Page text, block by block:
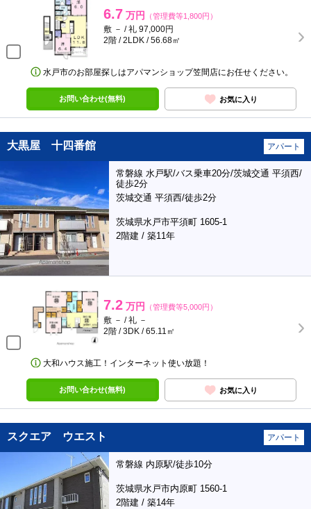
6.7 万円 （管理費等1,800円）
敷 － / 礼 97,000円
2階 / 2LDK / 56.68㎡
水戸市のお部屋探しはアパマンショップ笠間店にお任せください。
お問い合わせ(無料) お気に入り
大黒屋 十四番館 アパート
常磐線 水戸駅/バス乗車20分/茨城交通 平須西/
徒歩2分
茨城交通 平須西/徒歩2分
茨城県水戸市平須町 1605-1
2階建 / 築11年
7.2 万円 （管理費等5,000円）
敷 － / 礼 －
2階 / 3DK / 65.11㎡
大和ハウス施工！インターネット使い放題！
お問い合わせ(無料) お気に入り
スクエア ウエスト アパート
常磐線 内原駅/徒歩10分
茨城県水戸市内原町 1560-1
2階建 / 築14年